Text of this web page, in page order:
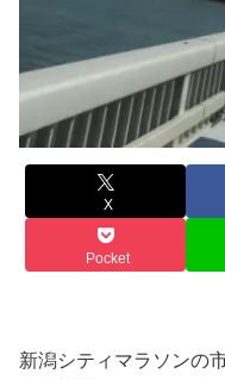
X
Pocket
新潟シティマラソンの